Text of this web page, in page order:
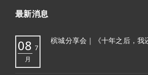
最新消息
08 7
月
槟城分享会｜《十年之后，我